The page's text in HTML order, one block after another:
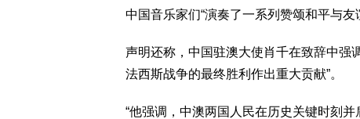
中国音乐家们“演奏了一系列赞颂和平与友
声明还称，中国驻澳大使肖千在致辞中强
法西斯战争的最终胜利作出重大贡献”。
“他强调，中澳两国人民在历史关键时刻